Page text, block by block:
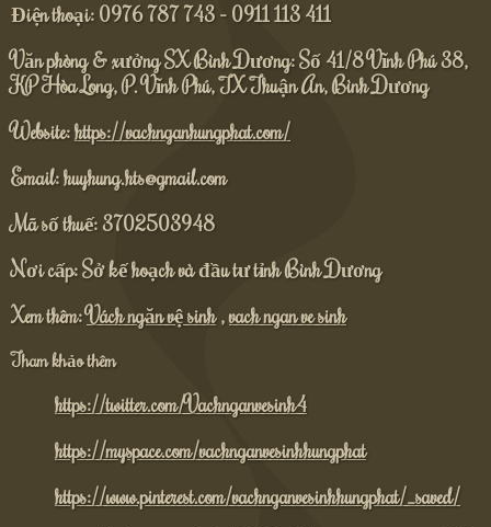
Điện thoại: 0976 787 743 - 0911 113 411
Văn phòng & xưởng SX Bình Dương: Số 41/8 Vĩnh Phú 38,
KP Hòa Long, P. Vĩnh Phú, TX Thuận An, Bình Dương
Website:https://vachnganhungphat.com/
Email: huyhung.hts@gmail.com
Mã số thuế: 3702503948
Nơi cấp: Sở kế hoạch và đầu tư tỉnh Bình Dương
Xem thêm:Vách ngăn vệ sinh,vach ngan ve sinh
Tham khảo thêm
https://twitter.com/Vachnganvesinh4
https://myspace.com/vachnganvesinhhungphat
https://www.pinterest.com/vachnganvesinhhungphat/_saved/